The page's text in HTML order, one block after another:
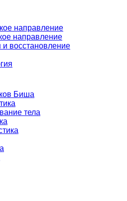
направление
направление
и восстановление
Биша
тела